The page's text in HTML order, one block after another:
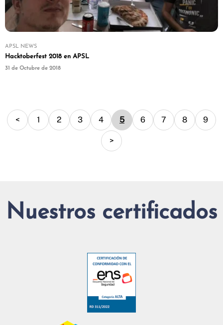
APSL NEWS
Hacktoberfest 2018 en APSL
31 de Octubre de 2018
< 1 2 3 4 5 6 7 8 9
>
Nuestros certificados